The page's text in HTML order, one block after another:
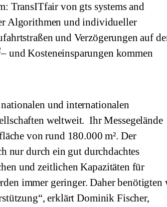
TransITfair von gts systems and
Algorithmen und individueller
und Verzögerungen auf
– und Kosteneinsparungen kommen
und internationalen
weltweit. Ihr Messegelände
von rund 180.000 m². Der
nur durch ein gut durchdachtes
und zeitlichen Kapazitäten für
immer geringer. Daher benötigten
erklärt Dominik Fischer,